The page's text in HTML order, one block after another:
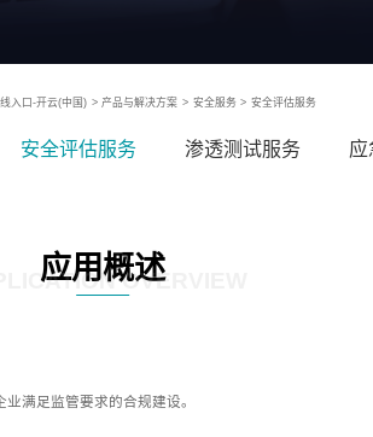
入口-开云(中国) > 产品与解决方案 > 安全服务 > 安全评估服务
安全评估服务 渗透测试服务 应
应用概述OVERVIEW
满足监管要求的合规建设。